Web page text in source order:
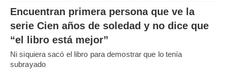
Encuentran primera persona que ve la
serie Cien años de soledad y no dice que
“el libro está mejor”
Ni siquiera sacó el libro para demostrar que lo tenía
subrayado